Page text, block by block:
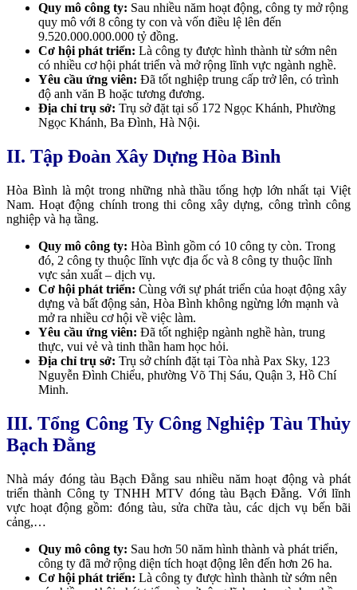
Quy mô công ty: Sau nhiều năm hoạt động, công ty mở rộng
quy mô với 8 công ty con và vốn điều lệ lên đến
9.520.000.000.000 tỷ đồng.
Cơ hội phát triển: Là công ty được hình thành từ sớm nên
có nhiều cơ hội phát triển và mở rộng lĩnh vực ngành nghề.
Yêu cầu ứng viên: Đã tốt nghiệp trung cấp trở lên, có trình
độ anh văn B hoặc tương đương.
Địa chỉ trụ sở: Trụ sở đặt tại số 172 Ngọc Khánh, Phường
Ngọc Khánh, Ba Đình, Hà Nội.
II. Tập Đoàn Xây Dựng Hòa Bình
Hòa Bình là một trong những nhà thầu tổng hợp lớn nhất tại Việt
Nam. Hoạt động chính trong thi công xây dựng, công trình công
nghiệp và hạ tầng.
Quy mô công ty: Hòa Bình gồm có 10 công ty còn. Trong
đó, 2 công ty thuộc lĩnh vực địa ốc và 8 công ty thuộc lĩnh
vực sản xuất – dịch vụ.
Cơ hội phát triển: Cùng với sự phát triển của hoạt động xây
dựng và bất động sản, Hòa Bình không ngừng lớn mạnh và
mở ra nhiều cơ hội về việc làm.
Yêu cầu ứng viên: Đã tốt nghiệp ngành nghề hàn, trung
thực, vui vẻ và tinh thần ham học hỏi.
Địa chỉ trụ sở: Trụ sở chính đặt tại Tòa nhà Pax Sky, 123
Nguyễn Đình Chiểu, phường Võ Thị Sáu, Quận 3, Hồ Chí
Minh.
III. Tổng Công Ty Công Nghiệp Tàu Thủy
Bạch Đằng
Nhà máy đóng tàu Bạch Đằng sau nhiều năm hoạt động và phát
triển thành Công ty TNHH MTV đóng tàu Bạch Đằng. Vớilĩnh
vực hoạt động gồm: đóng tàu, sửa chữa tàu, các dịch vụ bến bãi
cảng,…
Quy mô công ty: Sau hơn 50 năm hình thành và phát triển,
công ty đã mở rộng diện tích hoạt động lên đến hơn 26 ha.
Cơ hội phát triển: Là công ty được hình thành từ sớm nên